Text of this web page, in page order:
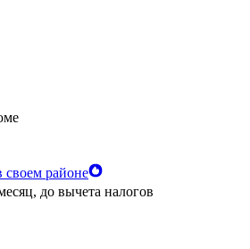
районе
до вычета налогов